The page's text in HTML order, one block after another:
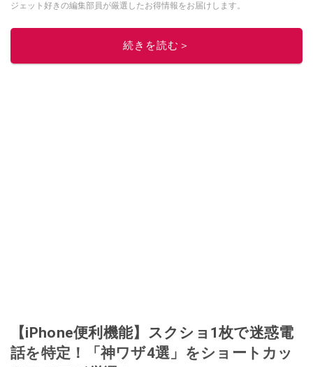
ジェット好きの編集部員が厳選したお得情報をお届けします。
このイチオシストの他の記事を読む
続きを読む＞
【iPhone便利機能】スクショ1枚で迷惑電
話を特定！「神ワザ4選」をショートカッ